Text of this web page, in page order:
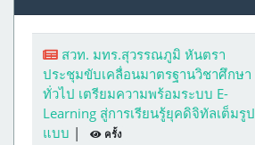
สวท. มทร.สุวรรณภูมิ หันตรา
ประชุมขับเคลื่อนมาตรฐานวิชาศึกษา
ทั่วไป เตรียมความพร้อมระบบ E-
Learning สู่การเรียนรู้ยุคดิจิทัลเต็มรูป
แบบ | ครั้ง